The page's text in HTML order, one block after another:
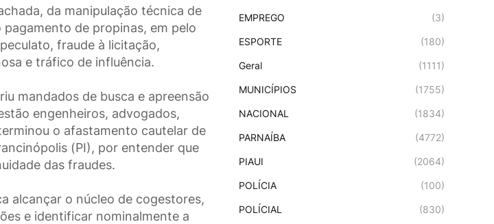
da manipulação técnica de
de propinas, em pelo
fraude à licitação,
e tráfico de influência.
mandados de busca e apreensão
engenheiros, advogados,
o afastamento cautelar de
(PI), por entender que
das fraudes.
alcançar o núcleo de cogestores,
e identificar nominalmente a
EMPREGO (3)
ESPORTE (180)
Geral (1111)
MUNICÍPIOS (1755)
NACIONAL (1834)
PARNAÍBA (4772)
PIAUI (2064)
POLÍCIA (100)
POLÍCIAL (830)